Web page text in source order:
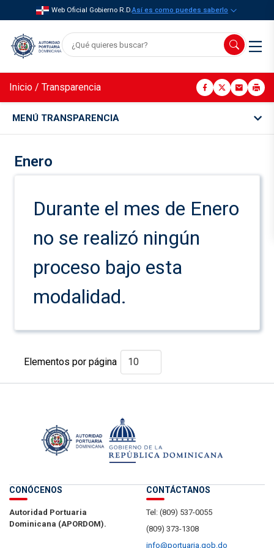
Web Oficial Gobierno R.D.Así es como puedes saberlo
Inicio / Transparencia
MENÚ TRANSPARENCIA
Enero
Durante el mes de Enero
no se realizó ningún
proceso bajo esta
modalidad.
Elementos por página
CONÓCENOS
Autoridad Portuaria
Dominicana (APORDOM).
CONTÁCTANOS
Tel: (809) 537-0055
(809) 373-1308
info@portuaria.gob.do